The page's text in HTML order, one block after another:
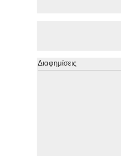
Διαφημίσεις